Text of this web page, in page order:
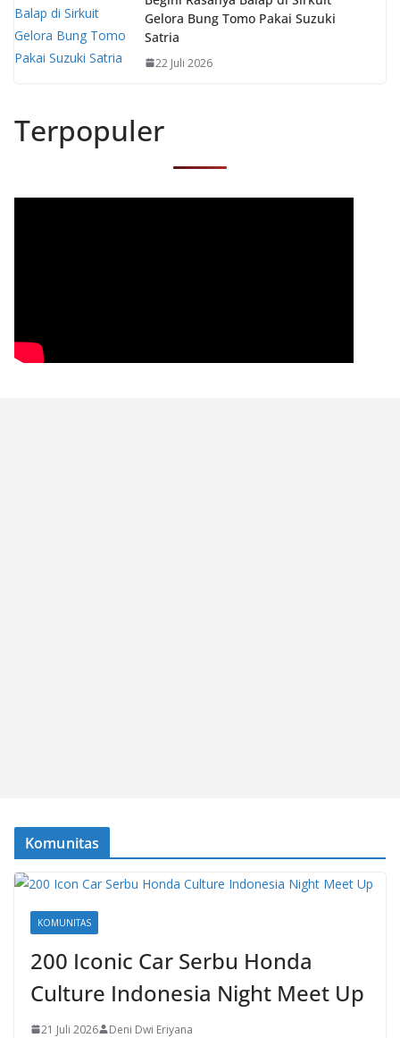
Gelora Bung Tomo Pakai Suzuki
Satria
22 Juli 2026
Terpopuler
Komunitas
KOMUNITAS
200 Iconic Car Serbu Honda
Culture Indonesia Night Meet Up
21 Juli 2026 Deni Dwi Eriyana